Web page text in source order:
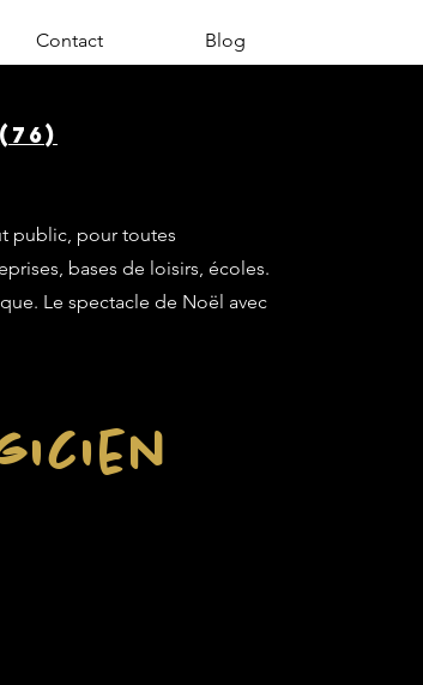
Contact Blog
public, pour toutes
bases de loisirs, écoles.
Le spectacle de Noël avec